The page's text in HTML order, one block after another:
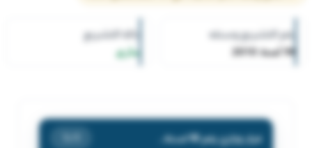
رقم التشريع وسنته
98 لسنة 2010
حالة التشريع
ساري